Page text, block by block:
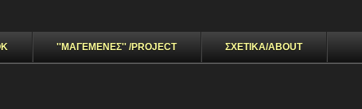
''ΜΑΓΕΜΕΝΕΣ'' /PROJECT ΣΧΕΤΙΚΑ/ABOUT